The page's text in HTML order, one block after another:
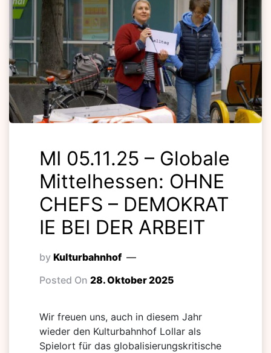
MI 05.11.25 – Globale
Mittelhessen: OHNE
CHEFS – DEMOKRAT
IE BEI DER ARBEIT
by Kulturbahnhof
Posted On 28. Oktober 2025
Wir freuen uns, auch in diesem Jahr
wieder den Kulturbahnhof Lollar als
Spielort für das globalisierungskritische